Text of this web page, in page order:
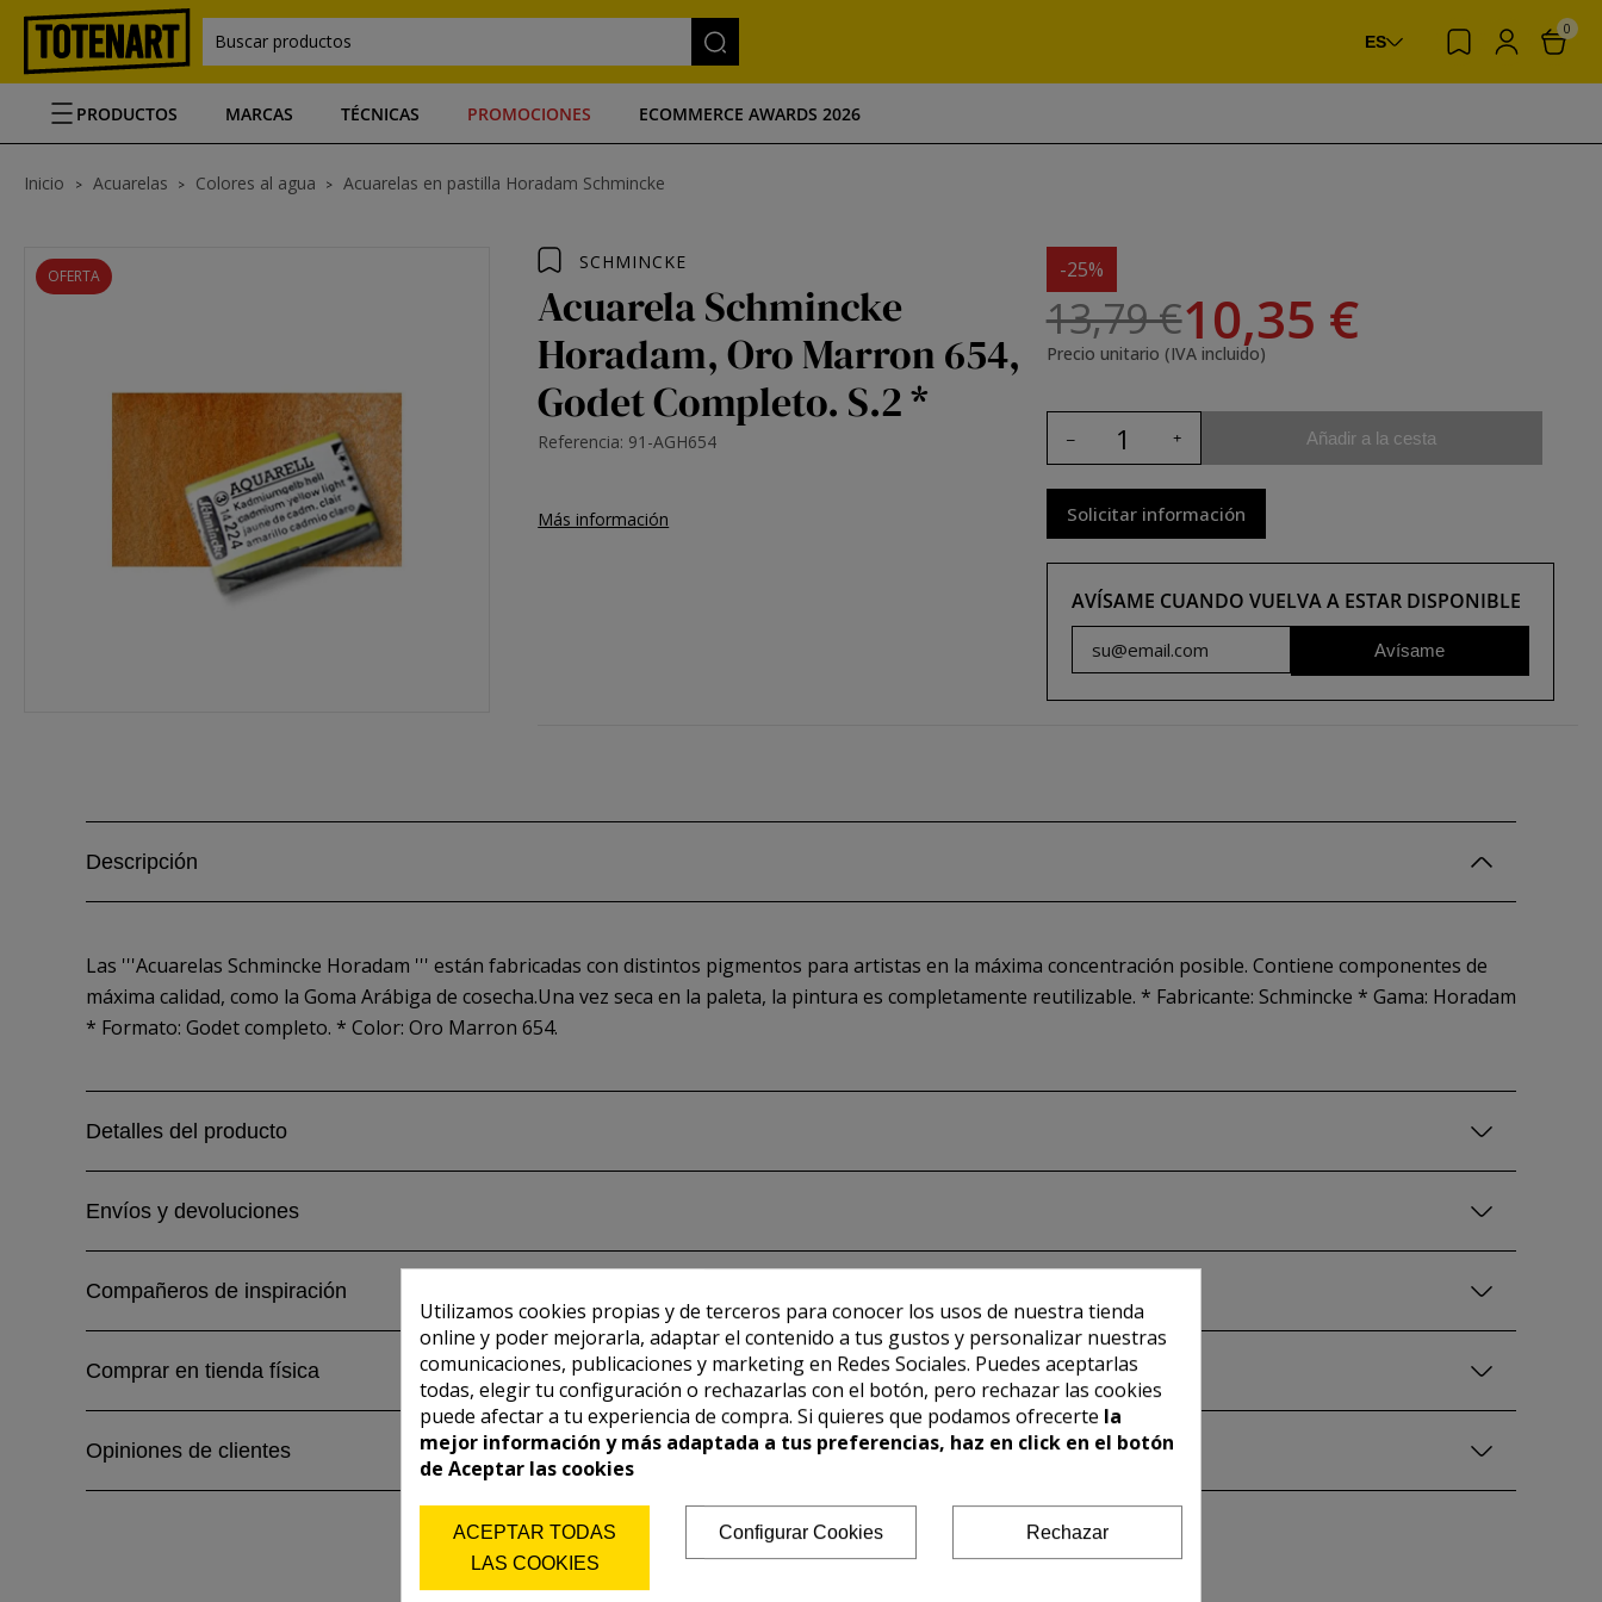
Buscar productos ES
0
PRODUCTOS MARCAS TÉCNICAS PROMOCIONES ECOMMERCE AWARDS 2026
Inicio Acuarelas Colores al agua Acuarelas en pastilla Horadam Schmincke
OFERTA
SCHMINCKE
Acuarela Schmincke
Horadam, Oro Marron 654,
Godet Completo. S.2 *
Referencia: 91-AGH654
Más información
-25%
13,79 €10,35 €
Precio unitario (IVA incluido)
Añadir a la cesta
Solicitar información
AVÍSAME CUANDO VUELVA A ESTAR DISPONIBLE
Avísame
Descripción
Las '''Acuarelas Schmincke Horadam ''' están fabricadas con distintos pigmentos para artistas en la máxima concentración posible. Contiene componentes de
máxima calidad, como la Goma Arábiga de cosecha.Una vez seca en la paleta, la pintura es completamente reutilizable. * Fabricante: Schmincke * Gama: Horadam
* Formato: Godet completo. * Color: Oro Marron 654.
Detalles del producto
Envíos y devoluciones
Compañeros de inspiración
Comprar en tienda física
Opiniones de clientes
Utilizamos cookies propias y de terceros para conocer los usos de nuestra tienda
online y poder mejorarla, adaptar el contenido a tus gustos y personalizar nuestras
comunicaciones, publicaciones y marketing en Redes Sociales. Puedes aceptarlas
todas, elegir tu configuración o rechazarlas con el botón, pero rechazar las cookies
puede afectar a tu experiencia de compra. Si quieres que podamos ofrecerte la
mejor información y más adaptada a tus preferencias, haz en click en el botón
de Aceptar las cookies
ACEPTAR TODAS
LAS COOKIES
Configurar Cookies Rechazar